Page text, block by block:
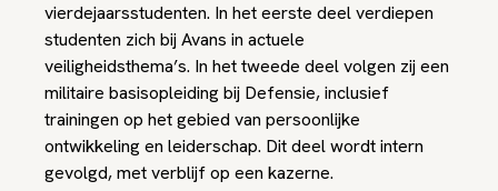
vierdejaarsstudenten. In het eerste deel verdiepen
studenten zich bij Avans in actuele
veiligheidsthema’s. In het tweede deel volgen zij een
militaire basisopleiding bij Defensie, inclusief
trainingen op het gebied van persoonlijke
ontwikkeling en leiderschap. Dit deel wordt intern
gevolgd, met verblijf op een kazerne.